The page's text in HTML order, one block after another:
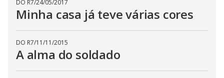
DO R7/24/05/2017
Minha casa já teve várias cores
DO R7/11/11/2015
A alma do soldado